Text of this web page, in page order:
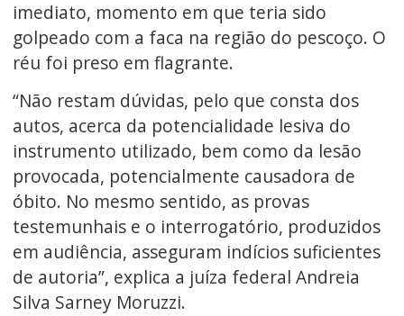
imediato, momento em que teria sido
golpeado com a faca na região do pescoço. O
réu foi preso em flagrante.
“Não restam dúvidas, pelo que consta dos
autos, acerca da potencialidade lesiva do
instrumento utilizado, bem como da lesão
provocada, potencialmente causadora de
óbito. No mesmo sentido, as provas
testemunhais e o interrogatório, produzidos
em audiência, asseguram indícios suficientes
de autoria”, explica a juíza federal Andreia
Silva Sarney Moruzzi.